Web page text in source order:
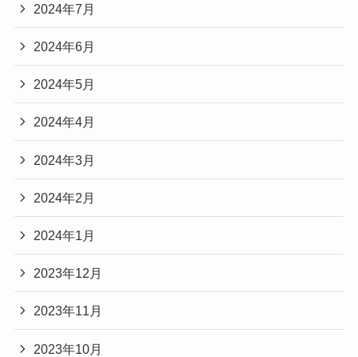
2024年7月
2024年6月
2024年5月
2024年4月
2024年3月
2024年2月
2024年1月
2023年12月
2023年11月
2023年10月